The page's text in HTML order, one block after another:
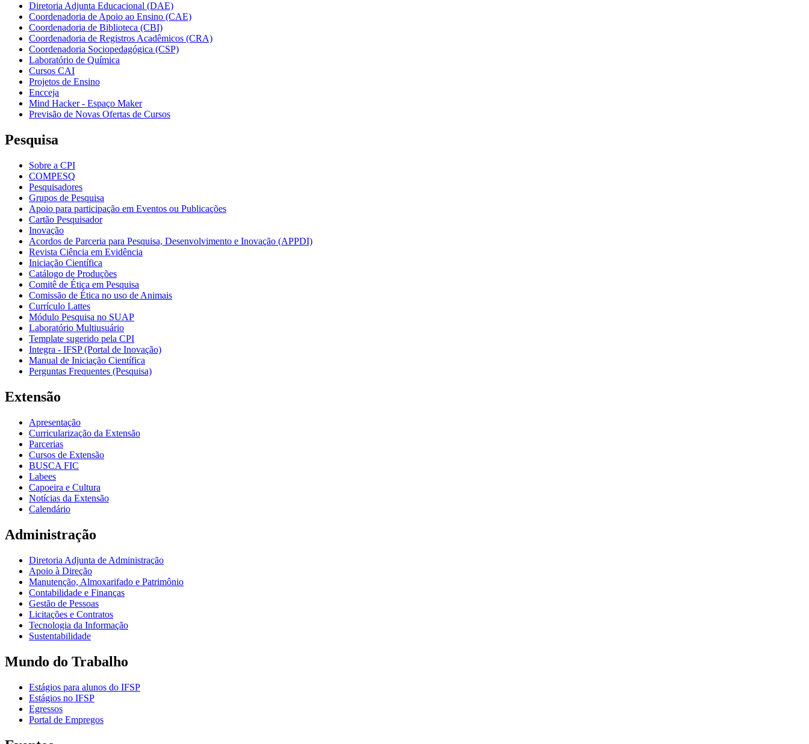
Diretoria Adjunta Educacional (DAE)
Coordenadoria de Apoio ao Ensino (CAE)
Coordenadoria de Biblioteca (CBI)
Coordenadoria de Registros Acadêmicos (CRA)
Coordenadoria Sociopedagógica (CSP)
Laboratório de Química
Cursos CAI
Projetos de Ensino
Encceja
Mind Hacker - Espaço Maker
Previsão de Novas Ofertas de Cursos
Pesquisa
Sobre a CPI
COMPESQ
Pesquisadores
Grupos de Pesquisa
Apoio para participação em Eventos ou Publicações
Cartão Pesquisador
Inovação
Acordos de Parceria para Pesquisa, Desenvolvimento e Inovação (APPDI)
Revista Ciência em Evidência
Iniciação Científica
Catálogo de Produções
Comitê de Ética em Pesquisa
Comissão de Ética no uso de Animais
Currículo Lattes
Módulo Pesquisa no SUAP
Laboratório Multiusuário
Template sugerido pela CPI
Integra - IFSP (Portal de Inovação)
Manual de Iniciação Científica
Perguntas Frequentes (Pesquisa)
Extensão
Apresentação
Curricularização da Extensão
Parcerias
Cursos de Extensão
BUSCA FIC
Labees
Capoeira e Cultura
Notícias da Extensão
Calendário
Administração
Diretoria Adjunta de Administração
Apoio à Direção
Manutenção, Almoxarifado e Patrimônio
Contabilidade e Finanças
Gestão de Pessoas
Licitações e Contratos
Tecnologia da Informação
Sustentabilidade
Mundo do Trabalho
Estágios para alunos do IFSP
Estágios no IFSP
Egressos
Portal de Empregos